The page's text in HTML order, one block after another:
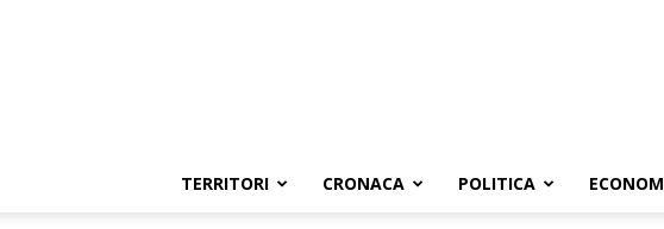
TERRITORI CRONACA POLITICA